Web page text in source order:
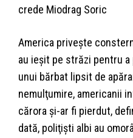
crede Miodrag Soric
America priveşte
au ieşit pe străzi pentru
unui bărbat lipsit de
nemulţumire, americanii
cărora şi-ar fi pierdut,
dată, poliţişti albi au